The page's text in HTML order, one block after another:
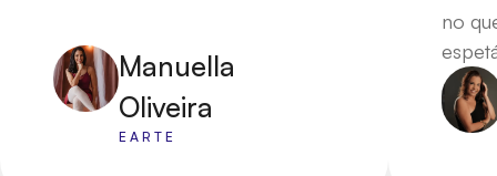
Manuella
Oliveira
EARTE
no